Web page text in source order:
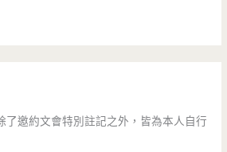
了邀約文會特別註記之外，皆為本人自行